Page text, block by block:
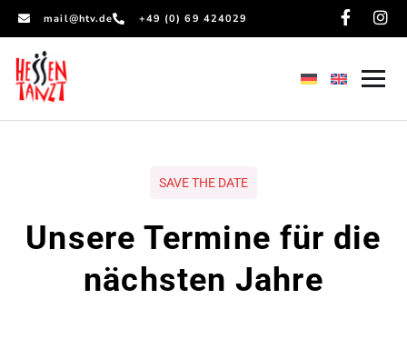
mail@htv.de +49 (0) 69 424029
SAVE THE DATE
Unsere Termine für die
nächsten Jahre